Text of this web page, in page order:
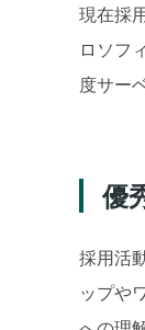
現在採
ロソフ
度サー
優
採用活
ップや